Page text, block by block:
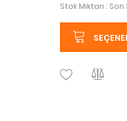
Stok Miktarı : Son